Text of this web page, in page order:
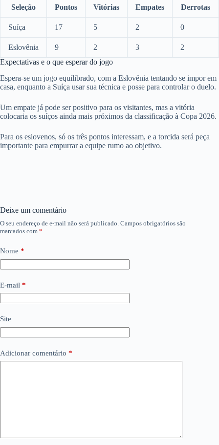
Seleção Pontos Vitórias Empates Derrotas
Suíça 17 5 2 0
Eslovênia 9 2 3
2
Expectativas e o que esperar do jogo
Espera-se um jogo equilibrado, com a Eslovênia tentando se impor em
casa, enquanto a Suíça usar sua técnica e posse para controlar o duelo.
Um empate já pode ser positivo para os visitantes, mas a vitória
colocaria os suíços ainda mais próximos da classificação à Copa 2026.
Para os eslovenos, só os três pontos interessam, e a torcida será peça
importante para empurrar a equipe rumo ao objetivo.
Deixe um comentário
O seu endereço de e-mail não será publicado. Campos obrigatórios são
marcados com *
Nome *
E-mail *
Site
Adicionar comentário *